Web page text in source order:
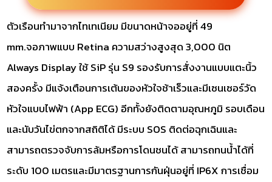
ตัวเรือนทำมาจากไทเทเนียม มีขนาดหน้าจออยู่ที่ 49
mm.จอภาพแบบ Retina ความสว่างสูงสุด 3,000 นิต
Always Display ใช้ SiP รุ่น S9 รองรับการสั่งงานแบบแตะนิ้ว
สองครั้ง มีแจ้งเตือนการเต้นของหัวใจช้าเร็วและมีเซนเซอร์วัด
หัวใจแบบไฟฟ้า (App ECG) อีกทั้งยังติดตามอุณหภูมิ รอบเดือน
และนับวันไข่ตกจากสถิติได้ มีระบบ SOS ติดต่อฉุกเฉินและ
สามารถตรวจจับการล้มหรือการโดนชนได้ สามารถทนน้ำได้ที่
ระดับ 100 เมตรและมีมาตรฐานการกันฝุ่นอยู่ที่ IP6X การเชื่อม